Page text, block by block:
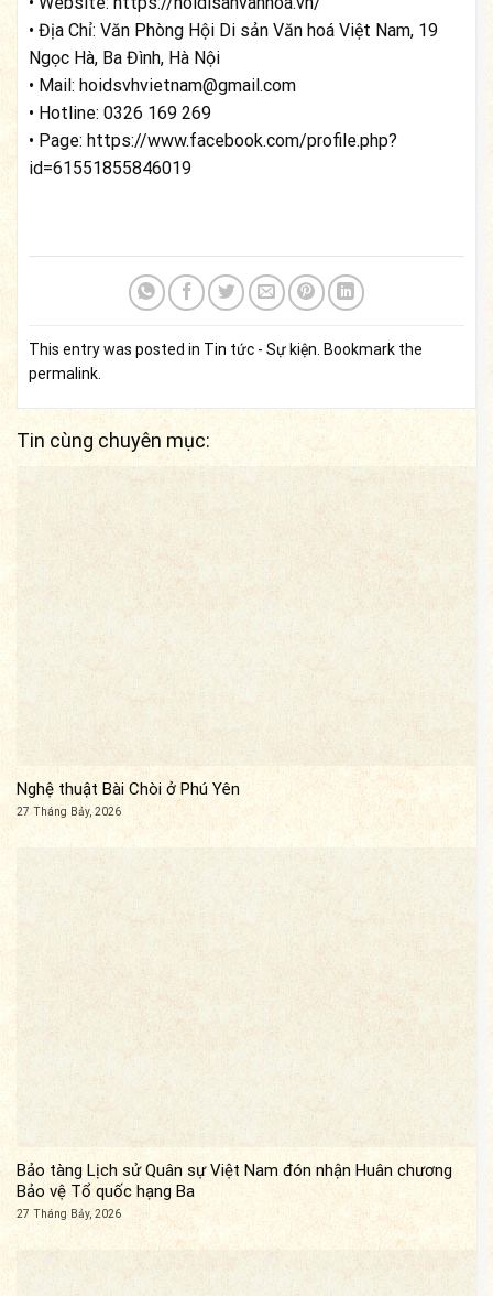
• Địa Chỉ: Văn Phòng Hội Di sản Văn hoá Việt Nam, 19
Ngọc Hà, Ba Đình, Hà Nội
• Mail: hoidsvhvietnam@gmail.com
• Hotline: 0326 169 269
• Page: https://www.facebook.com/profile.php?
id=61551855846019
This entry was posted in Tin tức - Sự kiện . Bookmark the
permalink
Tin cùng chuyên mục:
Nghệ thuật Bài Chòi ở Phú Yên
27 Tháng Bảy, 2026
Bảo tàng Lịch sử Quân sự Việt Nam đón nhận Huân chương
Bảo vệ Tổ quốc hạng Ba
27 Tháng Bảy, 2026